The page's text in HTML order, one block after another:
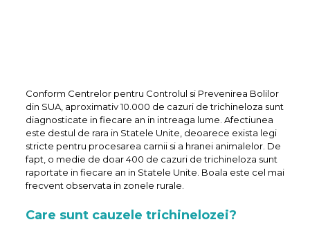
Conform Centrelor pentru Controlul si Prevenirea Bolilor
din SUA, aproximativ 10.000 de cazuri de trichineloza sunt
diagnosticate in fiecare an in intreaga lume. Afectiunea
este destul de rara in Statele Unite, deoarece exista legi
stricte pentru procesarea carnii si a hranei animalelor. De
fapt, o medie de doar 400 de cazuri de trichineloza sunt
raportate in fiecare an in Statele Unite. Boala este cel mai
frecvent observata in zonele rurale.
Care sunt cauzele trichinelozei?